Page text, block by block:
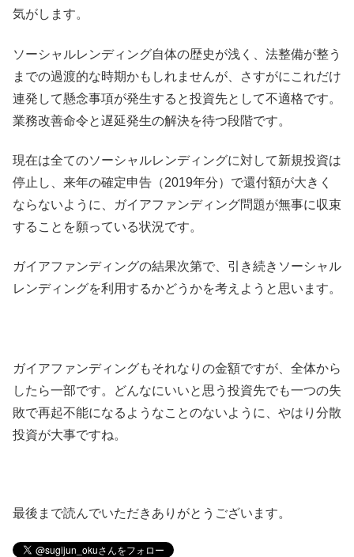
気がします。
ソーシャルレンディング自体の歴史が浅く、法整備が整う
までの過渡的な時期かもしれませんが、さすがにこれだけ
連発して懸念事項が発生すると投資先として不適格です。
業務改善命令と遅延発生の解決を待つ段階です。
現在は全てのソーシャルレンディングに対して新規投資は
停止し、来年の確定申告（2019年分）で還付額が大きく
ならないように、ガイアファンディング問題が無事に収束
することを願っている状況です。
ガイアファンディングの結果次第で、引き続きソーシャル
レンディングを利用するかどうかを考えようと思います。
ガイアファンディングもそれなりの金額ですが、全体から
したら一部です。どんなにいいと思う投資先でも一つの失
敗で再起不能になるようなことのないように、やはり分散
投資が大事ですね。
最後まで読んでいただきありがとうございます。